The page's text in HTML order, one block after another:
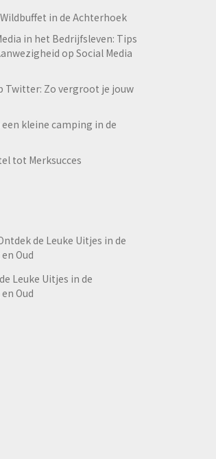
in de Achterhoek
in het Bedrijfsleven: Tips
op Social Media
Twitter: Zo vergroot je jouw
kleine camping in de
tot Merksucces
de Leuke Uitjes in de
Oud
Leuke Uitjes in de
Oud